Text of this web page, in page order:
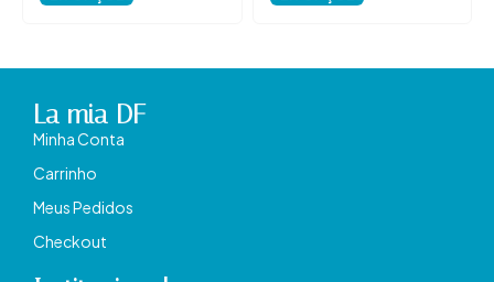
La mia DF
Minha Conta
Carrinho
Meus Pedidos
Checkout